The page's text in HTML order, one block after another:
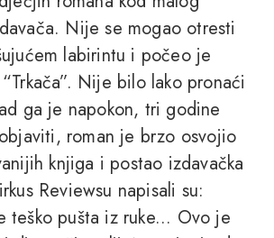
Nije se mogao otresti
labirintu i počeo je
Nije bilo lako pronaći
ga je napokon, tri godine
roman je brzo osvojio
knjiga i postao izdavačka
Reviewsu napisali su:
teško pušta iz ruke... Ovo je